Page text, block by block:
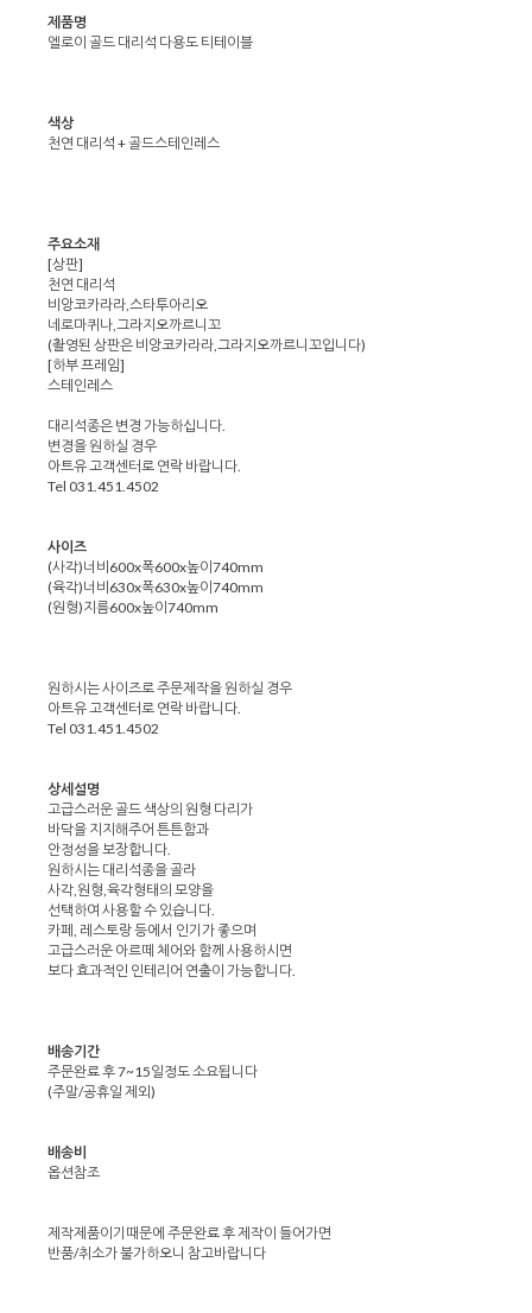
제품명
엘로이 골드 대리석 다용도 티테이블
색상
천연 대리석 + 골드스테인레스
주요소재
[상판]
천연 대리석
비앙코카라라,스타투아리오
네로마퀴나,그라지오까르니꼬
(촬영된 상판은 비앙코카라라,그라지오까르니꼬입니다)
[하부 프레임]
스테인레스
대리석종은 변경 가능하십니다.
변경을 원하실 경우
아트유 고객센터로 연락 바랍니다.
Tel 031.451.4502
사이즈
(사각)너비600x폭600x높이740mm
(육각)너비630x폭630x높이740mm
(원형)지름600x높이740mm
원하시는 사이즈로 주문제작을 원하실 경우
아트유 고객센터로 연락 바랍니다.
Tel 031.451.4502
상세설명
고급스러운 골드 색상의 원형 다리가
바닥을 지지해주어 튼튼함과
안정성을 보장합니다.
원하시는 대리석종을 골라
사각,원형,육각형태의 모양을
선택하여 사용할 수 있습니다.
카페, 레스토랑 등에서 인기가 좋으며
고급스러운 아르떼 체어와 함께 사용하시면
보다 효과적인 인테리어 연출이 가능합니다.
배송기간
주문완료 후 7~15일정도 소요됩니다
(주말/공휴일 제외)
배송비
옵션참조
제작제품이기때문에 주문완료 후 제작이 들어가면
반품/취소가 불가하오니 참고바랍니다